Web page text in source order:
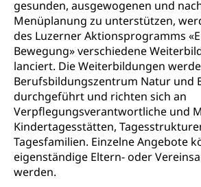
gesunden, ausgewogenen und
Menüplanung zu unterstützen,
des Luzerner Aktionsprogramms
Bewegung» verschiedene
lanciert. Die Weiterbildungen
Berufsbildungszentrum Natur und
durchgeführt und richten sich an
Verpflegungsverantwortliche und
Kindertagesstätten,
Tagesfamilien. Einzelne Angebote
eigenständige Eltern- oder
werden.